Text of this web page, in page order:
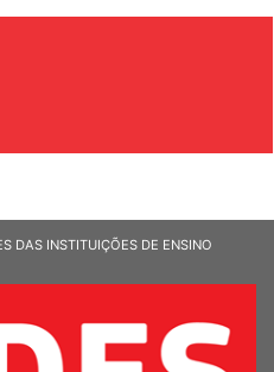
DAS INSTITUIÇÕES DE ENSINO